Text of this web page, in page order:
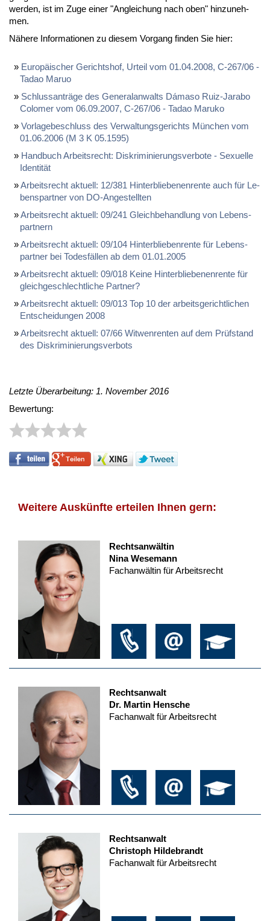
wer­den, ist im Zu­ge ei­ner "An­glei­chung nach oben" hin­zu­neh­
men.
Nä­he­re In­for­ma­tio­nen zu die­sem Vor­gang fin­den Sie hier:
Eu­ro­päi­scher Ge­richts­hof, Ur­teil vom 01.04.2008, C-267/06 -
Ta­dao Ma­ruo
Schluss­an­trä­ge des Ge­ne­ral­an­walts Dá­ma­so Ruiz-Ja­rabo
Co­lo­mer vom 06.09.2007, C-267/06 - Ta­dao Ma­ru­ko
Vor­la­ge­be­schluss des Ver­wal­tungs­ge­richts Mün­chen vom
01.06.2006 (M 3 K 05.1595)
Hand­buch Ar­beits­recht: Dis­kri­mi­nie­rungs­ver­bo­te - Se­xu­el­le
Iden­ti­tät
Ar­beits­recht ak­tu­ell: 12/381 Hin­ter­blie­be­nen­ren­te auch für Le­
bens­part­ner von DO-An­ge­stell­ten
Ar­beits­recht ak­tu­ell: 09/241 Gleich­be­hand­lung von Le­bens­
part­nern
Ar­beits­recht ak­tu­ell: 09/104 Hin­ter­blie­ben­ren­te für Le­bens­
part­ner bei To­des­fäl­len ab dem 01.01.2005
Ar­beits­recht ak­tu­ell: 09/018 Kei­ne Hin­ter­blie­be­nen­ren­te für
gleich­ge­schlecht­li­che Part­ner?
Ar­beits­recht ak­tu­ell: 09/013 Top 10 der ar­beits­ge­richt­li­chen
Ent­schei­dun­gen 2008
Ar­beits­recht ak­tu­ell: 07/66 Wit­wen­ren­ten auf dem Prüf­stand
des Dis­kri­mi­nie­rungs­ver­bots
Letzte Überarbeitung: 1. November 2016
Bewertung:
Weitere Auskünfte erteilen Ihnen gern:
Rechtsanwältin
Nina Wesemann
Fachanwältin für Arbeitsrecht
Rechtsanwalt
Dr. Martin Hensche
Fachanwalt für Arbeitsrecht
Rechtsanwalt
Christoph Hildebrandt
Fachanwalt für Arbeitsrecht